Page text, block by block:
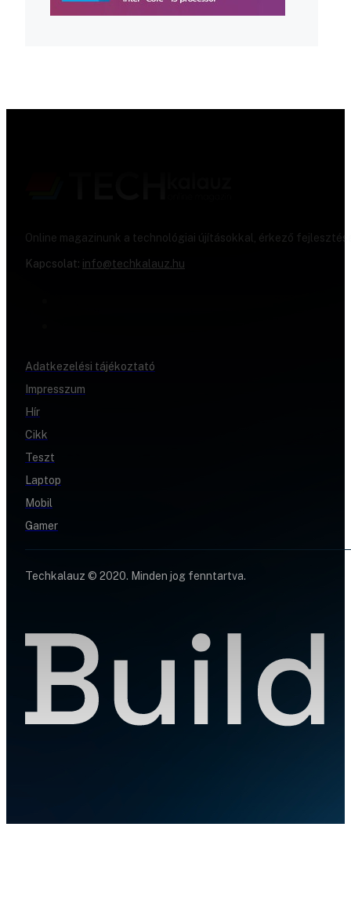
Online magazinunk a technológiai újításokkal, érkező
Kapcsolat: info@techkalauz.hu
Adatkezelési tájékoztató
Impresszum
Hír
Cikk
Teszt
Laptop
Mobil
Gamer
Techkalauz © 2020. Minden jog fenntartva.